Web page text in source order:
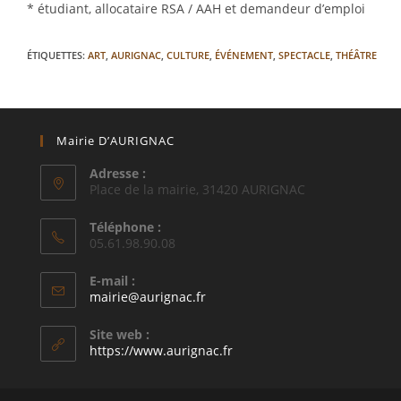
* étudiant, allocataire RSA / AAH et demandeur d’emploi
ÉTIQUETTES: ART, AURIGNAC, CULTURE, ÉVÉNEMENT, SPECTACLE, THÉÂTRE
Mairie D’AURIGNAC
Adresse :
Place de la mairie, 31420 AURIGNAC
Téléphone :
05.61.98.90.08
E-mail :
mairie@aurignac.frS’ouvre
application
Site web :
https://www.aurignac.fr